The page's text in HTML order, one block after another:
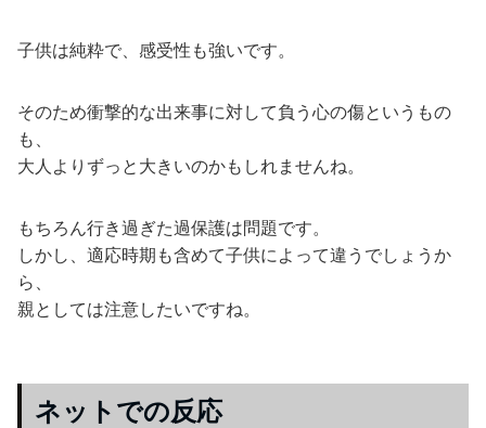
子供は純粋で、感受性も強いです。
そのため衝撃的な出来事に対して負う心の傷というもの
も、
大人よりずっと大きいのかもしれませんね。
もちろん行き過ぎた過保護は問題です。
しかし、適応時期も含めて子供によって違うでしょうか
ら、
親としては注意したいですね。
ネットでの反応